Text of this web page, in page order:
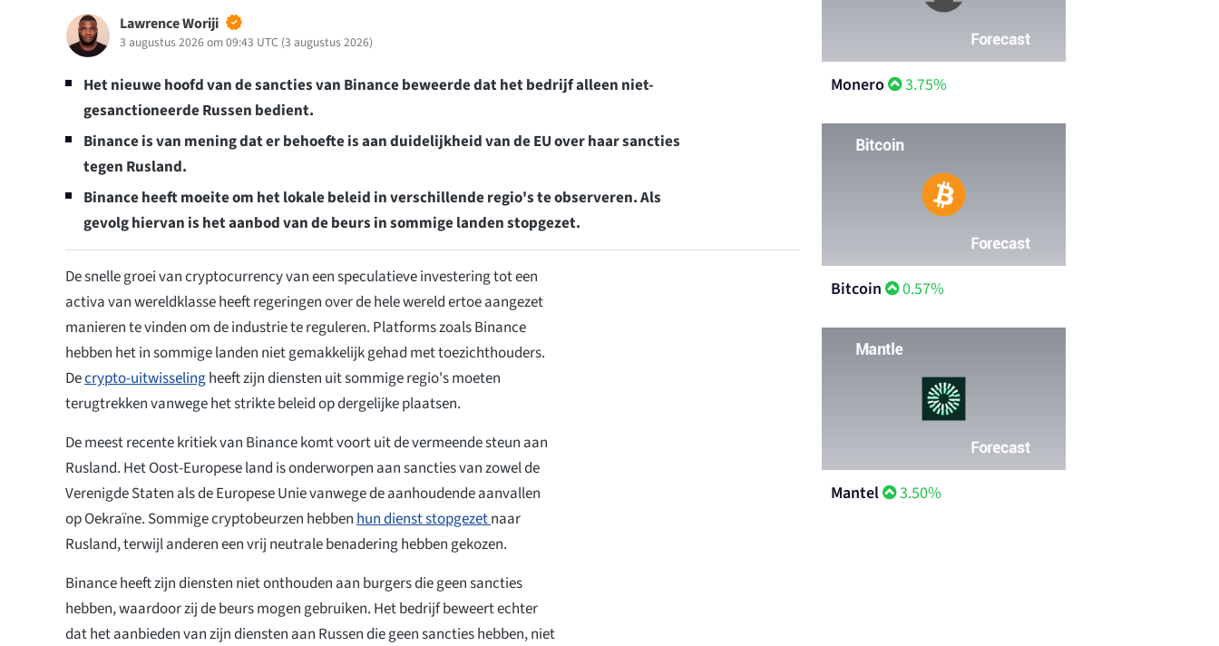
Lawrence Woriji
3 augustus 2026 om 09:43 UTC (3 augustus 2026)
Het nieuwe hoofd van de sancties van Binance beweerde dat het bedrijf alleen niet-
gesanctioneerde Russen bedient.
Binance is van mening dat er behoefte is aan duidelijkheid van de EU over haar sancties
tegen Rusland.
Binance heeft moeite om het lokale beleid in verschillende regio's te observeren. Als
gevolg hiervan is het aanbod van de beurs in sommige landen stopgezet.
De snelle groei van cryptocurrency van een speculatieve investering tot een
activa van wereldklasse heeft regeringen over de hele wereld ertoe aangezet
manieren te vinden om de industrie te reguleren. Platforms zoals Binance
hebben het in sommige landen niet gemakkelijk gehad met toezichthouders.
Decrypto-uitwisselingheeft zijn diensten uit sommige regio's moeten
terugtrekken vanwege het strikte beleid op dergelijke plaatsen.
De meest recente kritiek van Binance komt voort uit de vermeende steun aan
Rusland. Het Oost-Europese land is onderworpen aan sancties van zowel de
Verenigde Staten als de Europese Unie vanwege de aanhoudende aanvallen
op Oekraïne. Sommige cryptobeurzen hebben hun dienst stopgezetnaar
Rusland, terwijl anderen een vrij neutrale benadering hebben gekozen.
Binance heeft zijn diensten niet onthouden aan burgers die geen sancties
hebben, waardoor zij de beurs mogen gebruiken. Het bedrijf beweert echter
dat het aanbieden van zijn diensten aan Russen die geen sancties hebben, niet
Monero 3.75%
Bitcoin 0.57%
Mantel 3.50%